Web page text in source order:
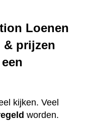
Loenen
& prijzen
kijken. Veel
worden.